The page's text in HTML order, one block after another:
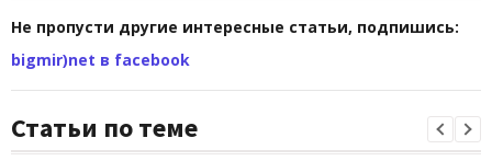
Не пропусти другие интересные статьи, подпишись:
bigmir)net в facebook
Статьи по теме